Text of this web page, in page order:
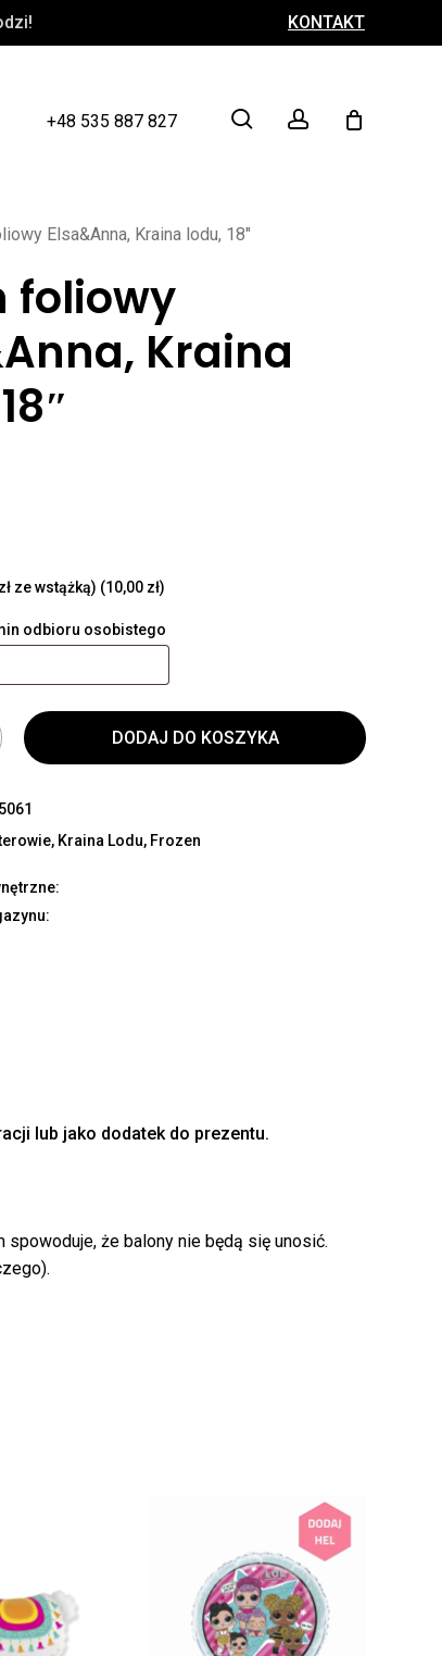
KONTAKT
+48 535 887 827 search account
Close
w koszyku.
Elsa&Anna, Kraina lodu, 18″
foliowy
Kraina
ze wstążką) (10,00 zł)
odbioru osobistego
DODAJ DO KOSZYKA
, Kraina Lodu, Frozen
lub jako dodatek do prezentu.
spowoduje, że balony nie będą się unosić.